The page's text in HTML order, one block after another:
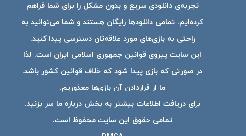
تجربه‌ی دانلودی سریع و بدون مشکل را برای شما فراهم
کرده‌ایم. تمامی دانلودها رایگان هستند و شما می‌توانید به
راحتی به بازی‌های مورد علاقه‌تان دسترسی پیدا کنید.
این سایت پیروی قوانین جمهوری اسلامی ایران است. لذا
در صورتی که بازی پیدا شود که خلاف قوانین کشور باشد.
ما از قراردادن آن بازی‌ها معذوریم.
برای دریافت اطلاعات بیشتر به بخش درباره ما سر بزنید.
تمامی حقوق این سایت محفوظ است.